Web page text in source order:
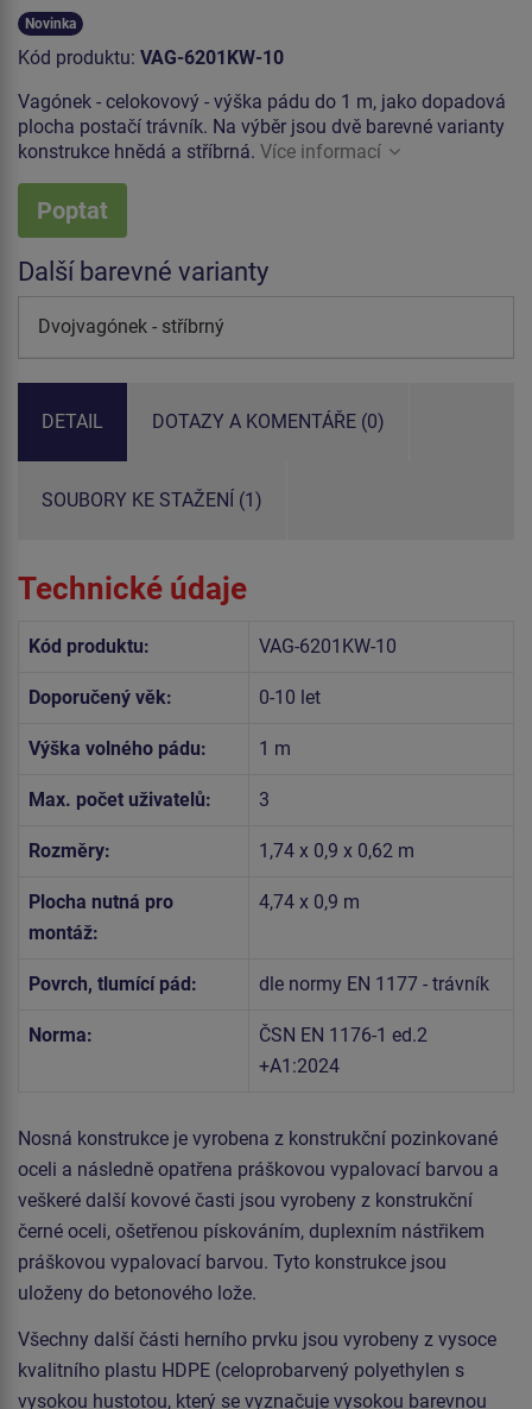
Novinka
Kód produktu: VAG-6201KW-10
Vagónek - celokovový - výška pádu do 1 m, jako dopadová
plocha postačí trávník. Na výběr jsou dvě barevné varianty
konstrukce hnědá a stříbrná. Více informací
Poptat
Další barevné varianty
Dvojvagónek - stříbrný
DETAIL DOTAZY A KOMENTÁŘE (0)
SOUBORY KE STAŽENÍ (1)
Technické údaje
Kód produktu: VAG-6201KW-10
Doporučený věk: 0-10 let
Výška volného pádu: 1 m
Max. počet uživatelů: 3
Rozměry: 1,74 x 0,9 x 0,62 m
Plocha nutná pro
montáž:
4,74 x 0,9 m
Povrch, tlumící pád: dle normy EN 1177 - trávník
Norma:
ČSN EN 1176-1 ed.2
+A1:2024
Nosná konstrukce je vyrobena z konstrukční pozinkované
oceli a následně opatřena práškovou vypalovací barvou a
veškeré další kovové časti jsou vyrobeny z konstrukční
černé oceli, ošetřenou pískováním, duplexním nástřikem
práškovou vypalovací barvou. Tyto konstrukce jsou
uloženy do betonového lože.
Všechny další části herního prvku jsou vyrobeny z vysoce
kvalitního plastu HDPE (celoprobarvený polyethylen s
vysokou hustotou, který se vyznačuje vysokou barevnou